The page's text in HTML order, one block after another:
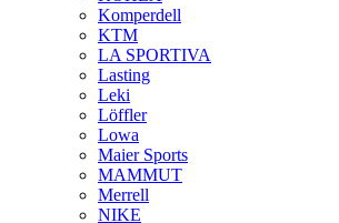
Komperdell
KTM
LA SPORTIVA
Lasting
Leki
Löffler
Lowa
Maier Sports
MAMMUT
Merrell
NIKE